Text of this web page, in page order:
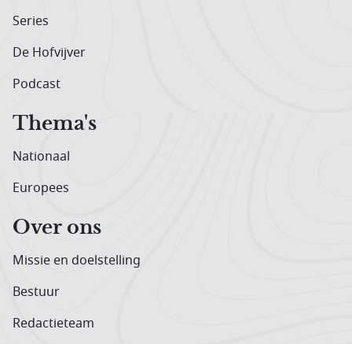
Series
De Hofvijver
Podcast
Thema's
Nationaal
Europees
Over ons
Missie en doelstelling
Bestuur
Redactieteam